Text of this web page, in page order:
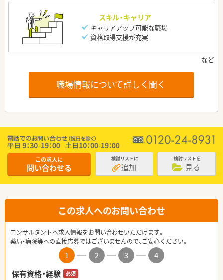
スキル・キャリア
キャリアアップ可能な職場
資格取得支援が充実
職場情報について詳しく聞く
この求人に
問い合わせる
検討リストに
追加
検討リストを
見る
この求人へのお問い合わせ
コンサルタントへ求人情報をお問い合わせいただけます。
薬局・病院等への直接応募ではございませんので、ご安心ください。
1 2 3
4
保有資格・経験
必須